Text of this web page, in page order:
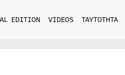
EDITION VIDEOS ΤΑΥΤΟΤΗΤΑ